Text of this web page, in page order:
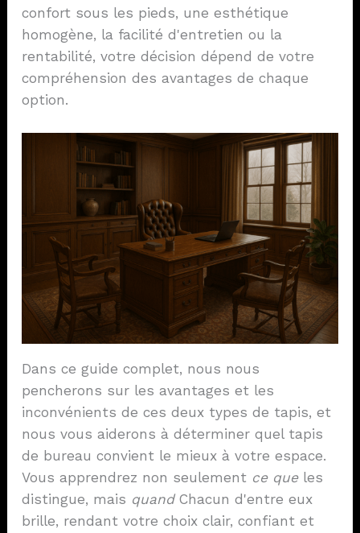
confort sous les pieds, une esthétique
homogène, la facilité d'entretien ou la
rentabilité, votre décision dépend de votre
compréhension des avantages de chaque
option.
Dans ce guide complet, nous nous
pencherons sur les avantages et les
inconvénients de ces deux types de tapis, et
nous vous aiderons à déterminer quel tapis
de bureau convient le mieux à votre espace.
Vous apprendrez non seulement ce queles
distingue, mais quandChacun d'entre eux
brille, rendant votre choix clair, confiant et